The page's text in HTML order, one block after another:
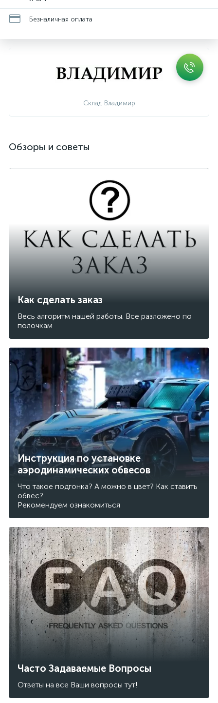
Безналичная оплата
Склад Владимир
Обзоры и советы
Как сделать заказ
Весь алгоритм нашей работы. Все разложено по
полочкам
Инструкция по установке
аэродинамических обвесов
Что такое подгонка? А можно в цвет? Как ставить
обвес?
Рекомендуем ознакомиться
Часто Задаваемые Вопросы
Ответы на все Ваши вопросы тут!